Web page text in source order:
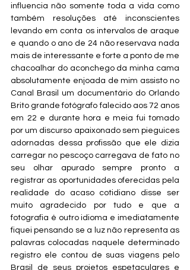
influencia não somente toda a vida como
também resoluções até inconscientes
levando em conta os intervalos de araque
e quando o ano de 24 não reservava nada
mais de interessante e forte a ponto de me
chacoalhar do aconchego da minha cama
absolutamente enjoada de mim assisto no
Canal Brasil um documentário do Orlando
Brito grande fotógrafo falecido aos 72 anos
em 22 e durante hora e meia fui tomado
por um discurso apaixonado sem pieguices
adornadas dessa profissão que ele dizia
carregar no pescoço carregava de fato no
seu olhar apurado sempre pronto a
registrar as oportunidades oferecidas pela
realidade do acaso cotidiano disse ser
muito agradecido por tudo e que a
fotografia é outro idioma e imediatamente
fiquei pensando se a luz não representa as
palavras colocadas naquele determinado
registro ele contou de suas viagens pelo
Brasil de seus projetos espetaculares e